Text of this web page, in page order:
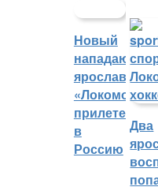
Новый
нападающий
прилетел
в
Россию
Два